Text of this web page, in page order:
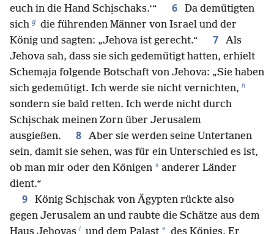
euch in die Hand Schịschaks.‘“
6
Da demütigten
sich g die führenden Männer von Israel und der
König und sagten: „Jehova ist gerecht.“
7
Als
Jehova sah, dass sie sich gedemütigt hatten, erhielt
Schemạja folgende Botschaft von Jehova: „Sie haben
sich gedemütigt. Ich werde sie nicht vernichten, h
sondern sie bald retten. Ich werde nicht durch
Schịschak meinen Zorn über Jerusalem
ausgießen.
8
Aber sie werden seine Untertanen
sein, damit sie sehen, was für ein Unterschied es ist,
ob man mir oder den Königen * anderer Länder
dient.“
9
König Schịschak von Ägypten rückte also
gegen Jerusalem an und raubte die Schätze aus dem
i